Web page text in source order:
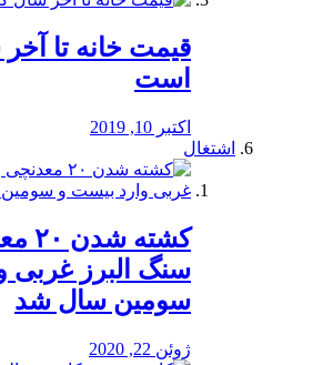
قیمت خانه تا
است
اکتبر 10, 2019
اشتغال
سنگ البرز غربی
سومین سال شد
ژوئن 22, 2020